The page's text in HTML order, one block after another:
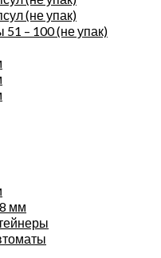
(не упак)
– 100 (не упак)
мм